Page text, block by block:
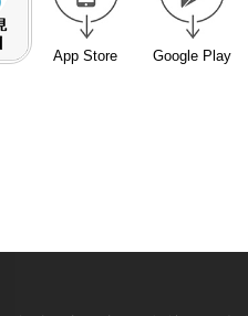
App Store Google Play